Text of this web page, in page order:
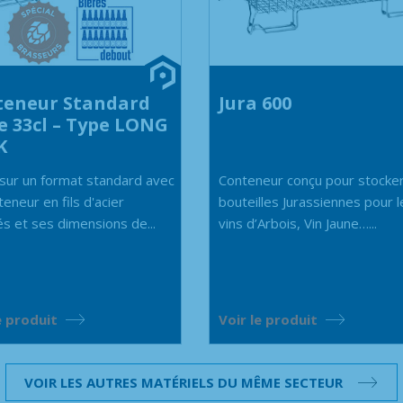
Standard
33cl – Type LONG
un format standard avec
en fils d'acier
et ses dimensions de...
produit
Jura 600
Conteneur conçu pour
bouteilles Jurassiennes pour
vins d’Arbois, Vin Jaune…...
Voir le produit
VOIR LES AUTRES MATÉRIELS DU MÊME SECTEUR